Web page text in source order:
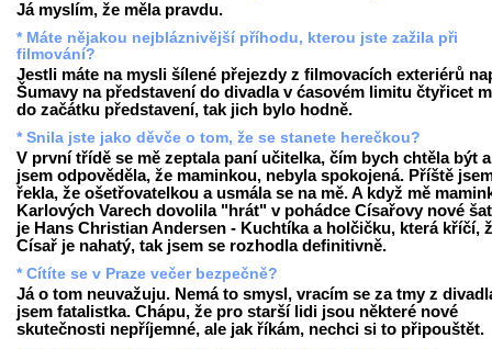
Já myslím, že měla pravdu.
* Máte nějakou nejbláznivější příhodu, kterou jste zažila při
filmování?
Jestli máte na mysli šílené přejezdy z filmovacích exteriérů
Šumavy na představení do divadla v ćasovém limitu čtyřicet
do začátku představení, tak jich bylo hodně.
* Snila jste jako děvče o tom, že se stanete herečkou?
V první třídě se mě zeptala paní učitelka, čím bych chtěla být
jsem odpověděla, že maminkou, nebyla spokojená. Příště
řekla, že ošetřovatelkou a usmála se na mě. A když mě
Karlových Varech dovolila "hrát" v pohádce Císařovy nové
je Hans Christian Andersen - Kuchtíka a holčičku, která kříčí,
Císař je nahatý, tak jsem se rozhodla definitivně.
* Cítíte se v Praze večer bezpečně?
Já o tom neuvažuju. Nemá to smysl, vracím se za tmy z
jsem fatalistka. Chápu, že pro starší lidi jsou některé nové
skutečnosti nepříjemné, ale jak říkám, nechci si to připouštět.